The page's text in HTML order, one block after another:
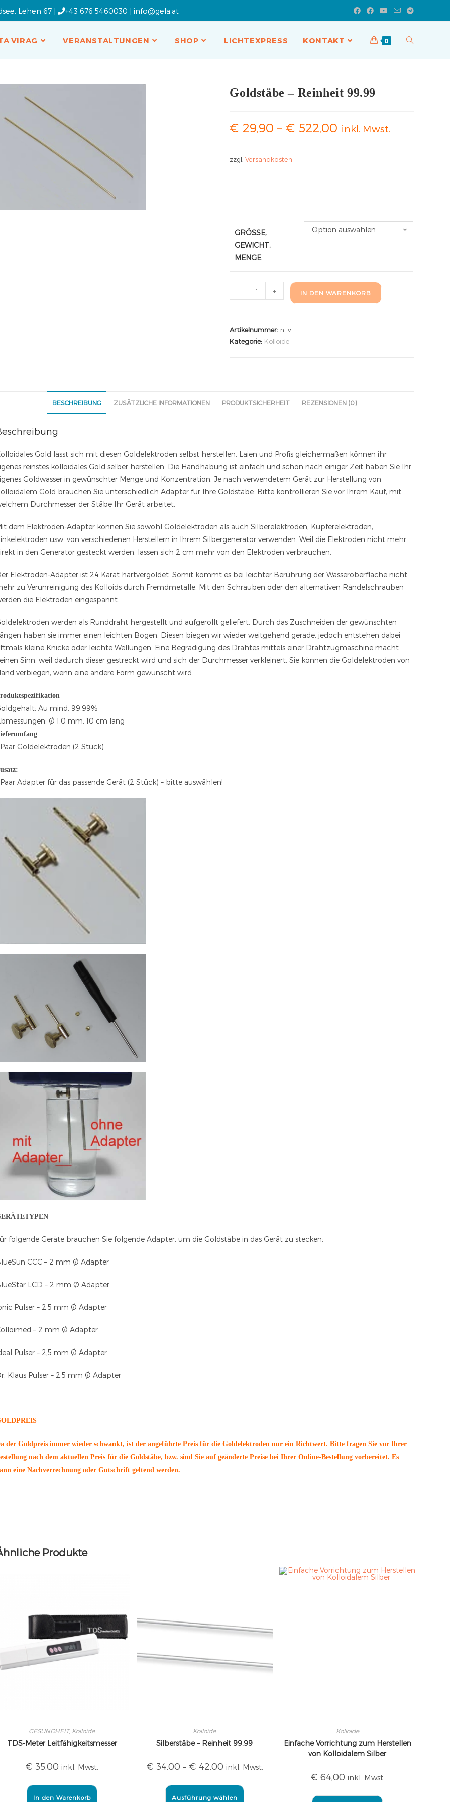
Lehen 67 | +43 676 5460030 | info@gela.at
VIRAG VERANSTALTUNGEN SHOP LICHTEXPRESS KONTAKT 0
Goldstäbe – Reinheit 99.99
€ 29,90 – € 522,00 inkl. Mwst.
zzgl.Versandkosten
GRÖSSE,
GEWICHT,
MENGE
Option auswählen
- + IN DEN WARENKORB
Artikelnummer: n. v.
Kategorie: Kolloide
BESCHREIBUNG ZUSÄTZLICHE INFORMATIONEN PRODUKTSICHERHEIT REZENSIONEN (0)
Gold lässt sich mit diesen Goldelektroden selbst herstellen. Laien und Profis gleichermaßen können ihr
reinstes kolloidales Gold selber herstellen. Die Handhabung ist einfach und schon nach einiger Zeit haben Sie Ihr
Goldwasser in gewünschter Menge und Konzentration. Je nach verwendetem Gerät zur Herstellung von
Gold brauchen Sie unterschiedlich Adapter für Ihre Goldstäbe. Bitte kontrollieren Sie vor Ihrem Kauf, mit
Durchmesser der Stäbe Ihr Gerät arbeitet.
dem Elektroden-Adapter können Sie sowohl Goldelektroden als auch Silberelektroden, Kupferelektroden,
usw. von verschiedenen Herstellern in Ihrem Silbergenerator verwenden. Weil die Elektroden nicht mehr
in den Generator gesteckt werden, lassen sich 2 cm mehr von den Elektroden verbrauchen.
Elektroden-Adapter ist 24 Karat hartvergoldet. Somit kommt es bei leichter Berührung der Wasseroberfläche nicht
zu Verunreinigung des Kolloids durch Fremdmetalle. Mit den Schrauben oder den alternativen Rändelschrauben
die Elektroden eingespannt.
werden als Runddraht hergestellt und aufgerollt geliefert. Durch das Zuschneiden der gewünschten
haben sie immer einen leichten Bogen. Diesen biegen wir wieder weitgehend gerade, jedoch entstehen dabei
kleine Knicke oder leichte Wellungen. Eine Begradigung des Drahtes mittels einer Drahtzugmaschine macht
Sinn, weil dadurch dieser gestreckt wird und sich der Durchmesser verkleinert. Sie können die Goldelektroden von
verbiegen, wenn eine andere Form gewünscht wird.
Au mind. 99,99%
Ø 1,0 mm, 10 cm lang
Paar Goldelektroden (2 Stück)
Paar Adapter für das passende Gerät (2 Stück) – bitte auswählen!
folgende Geräte brauchen Sie folgende Adapter, um die Goldstäbe in das Gerät zu stecken:
CCC – 2 mm Ø Adapter
LCD – 2 mm Ø Adapter
Pulser – 2,5 mm Ø Adapter
– 2 mm Ø Adapter
Pulser – 2,5 mm Ø Adapter
Klaus Pulser – 2,5 mm Ø Adapter
der Goldpreis immer wieder schwankt, ist der angeführte Preis für die Goldelektroden nur ein Richtwert. Bitte fragen Sie vor Ihrer
nach dem aktuellen Preis für die Goldstäbe, bzw. sind Sie auf geänderte Preise bei Ihrer Online-Bestellung vorbereitet. Es
eine Nachverrechnung oder Gutschrift geltend werden.
Produkte
GESUNDHEIT, Kolloide
TDS-Meter Leitfähigkeitsmesser
€ 35,00 inkl. Mwst.
In den Warenkorb
Kolloide
Silberstäbe – Reinheit 99.99
€ 34,00 – € 42,00 inkl. Mwst.
Ausführung wählen
Kolloide
Einfache Vorrichtung zum Herstellen
von Kolloidalem Silber
€ 64,00 inkl. Mwst.